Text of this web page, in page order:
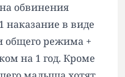
обвинения
наказание в виде
общего режима +
на 1 год. Кроме